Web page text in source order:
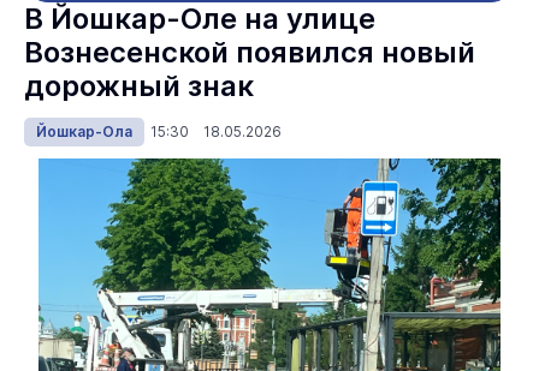
В Йошкар-Оле на улице
Вознесенской появился новый
дорожный знак
Йошкар-Ола 15:30 18.05.2026